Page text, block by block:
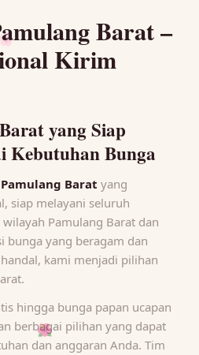
🌺
Barat –
Kirim
yang Siap
Kebutuhan Bunga
Barat yang
siap melayani seluruh
Pamulang Barat dan
bunga yang beragam dan
kami menjadi pilihan
hingga bunga papan ucapan
berbagai pilihan yang dapat
dan anggaran Anda. Tim